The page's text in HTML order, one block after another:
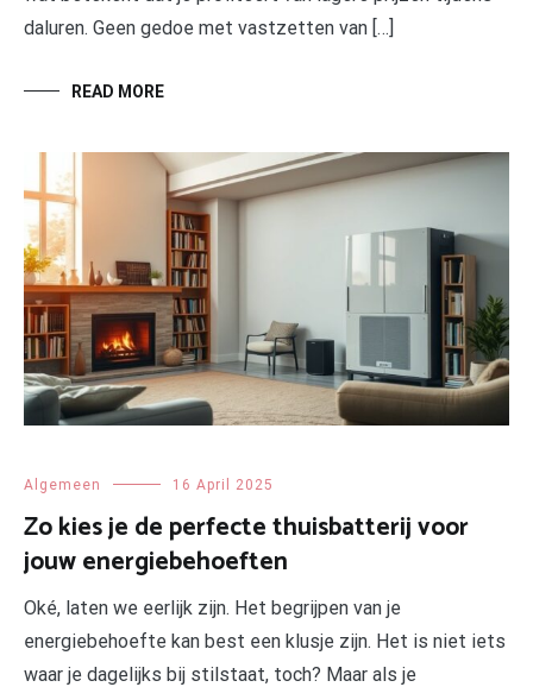
daluren. Geen gedoe met vastzetten van […]
READ MORE
Algemeen 16 April 2025
Zo kies je de perfecte thuisbatterij voor
jouw energiebehoeften
Oké, laten we eerlijk zijn. Het begrijpen van je
energiebehoefte kan best een klusje zijn. Het is niet iets
waar je dagelijks bij stilstaat, toch? Maar als je